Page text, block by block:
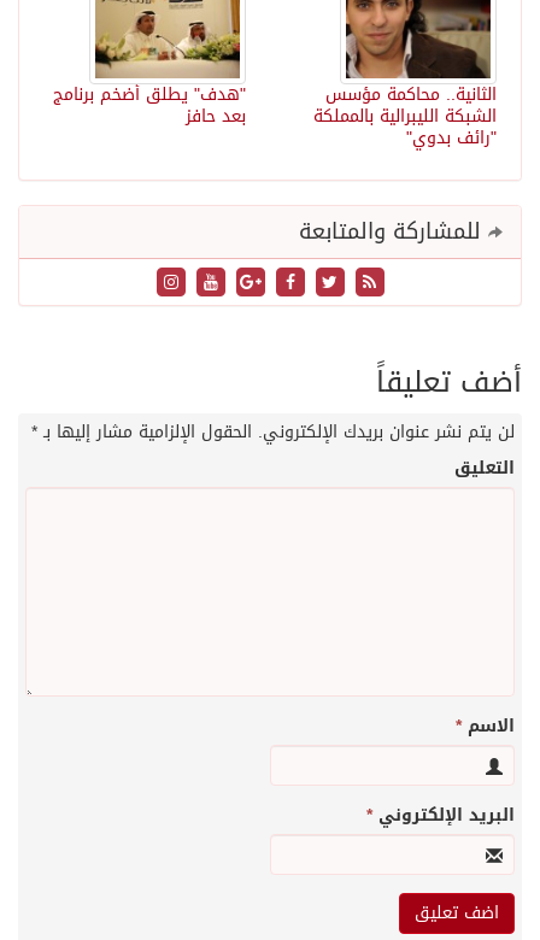
"هدف" يطلق أضخم برنامج
بعد حافز
الثانية.. محاكمة مؤسس
الشبكة الليبرالية بالمملكة
"رائف بدوي"
للمشاركة والمتابعة
أضف تعليقاً
لن يتم نشر عنوان بريدك الإلكتروني. الحقول الإلزامية مشار إليها بـ*
التعليق
الاسم*
البريد الإلكتروني*